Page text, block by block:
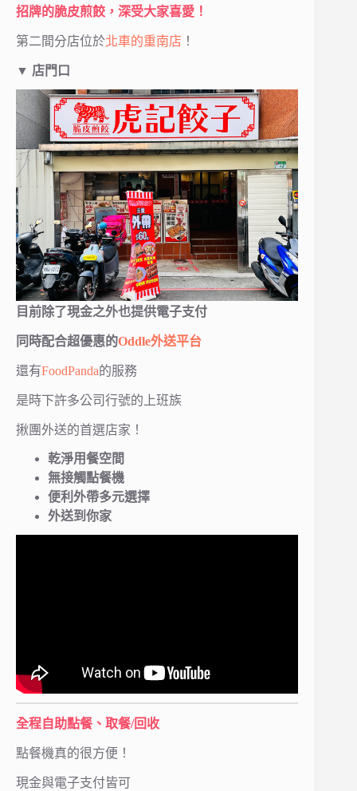
招牌的脆皮煎餃，深受大家喜愛！
第二間分店位於北車的重南店 ！
▼ 店門口
目前除了現金之外也提供電子支付
同時配合超優惠的Oddle外送平台
還有FoodPanda的服務
是時下許多公司行號的上班族
揪團外送的首選店家！
乾淨用餐空間
無接觸點餐機
便利外帶多元選擇
外送到你家
全程自助點餐、取餐/回收
點餐機真的很方便！
現金與電子支付皆可